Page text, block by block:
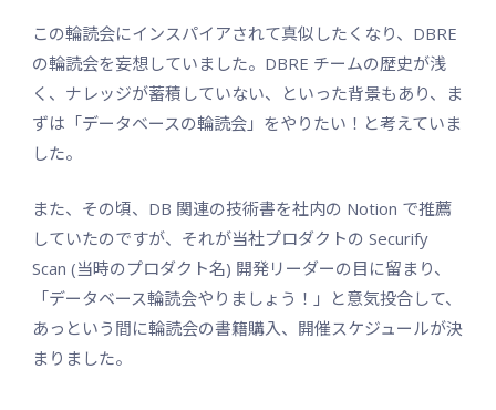
この輪読会にインスパイアされて真似したくなり、DBRE
の輪読会を妄想していました。DBRE チームの歴史が浅
く、ナレッジが蓄積していない、といった背景もあり、ま
ずは「データベースの輪読会」をやりたい！と考えていま
した。
また、その頃、DB 関連の技術書を社内の Notion で推薦
していたのですが、それが当社プロダクトの Securify
Scan (当時のプロダクト名) 開発リーダーの目に留まり、
「データベース輪読会やりましょう！」と意気投合して、
あっという間に輪読会の書籍購入、開催スケジュールが決
まりました。